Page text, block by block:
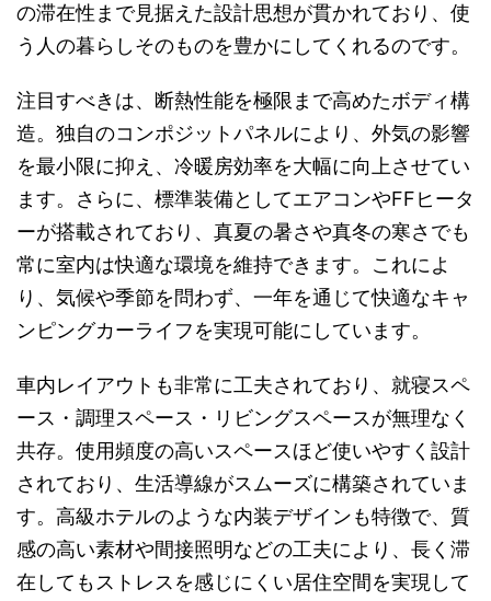
の滞在性まで見据えた設計思想が貫かれており、使
う人の暮らしそのものを豊かにしてくれるのです。
注目すべきは、断熱性能を極限まで高めたボディ構
造。独自のコンポジットパネルにより、外気の影響
を最小限に抑え、冷暖房効率を大幅に向上させてい
ます。さらに、標準装備としてエアコンやFFヒータ
ーが搭載されており、真夏の暑さや真冬の寒さでも
常に室内は快適な環境を維持できます。これによ
り、気候や季節を問わず、一年を通じて快適なキャ
ンピングカーライフを実現可能にしています。
車内レイアウトも非常に工夫されており、就寝スペ
ース・調理スペース・リビングスペースが無理なく
共存。使用頻度の高いスペースほど使いやすく設計
されており、生活導線がスムーズに構築されていま
す。高級ホテルのような内装デザインも特徴で、質
感の高い素材や間接照明などの工夫により、長く滞
在してもストレスを感じにくい居住空間を実現して